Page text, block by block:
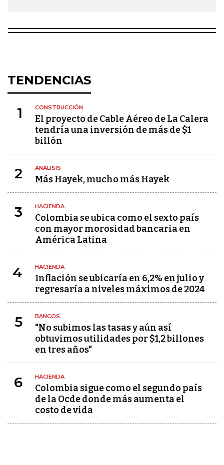
TENDENCIAS
1 CONSTRUCCIÓN
El proyecto de Cable Aéreo de La Calera
tendría una inversión de más de $1
billón
2 ANÁLISIS
Más Hayek, mucho más Hayek
3 HACIENDA
Colombia se ubica como el sexto país
con mayor morosidad bancaria en
América Latina
4 HACIENDA
Inflación se ubicaría en 6,2% en julio y
regresaría a niveles máximos de 2024
5 BANCOS
"No subimos las tasas y aún así
obtuvimos utilidades por $1,2 billones
en tres años"
6 HACIENDA
Colombia sigue como el segundo país
de la Ocde donde más aumenta el
costo de vida